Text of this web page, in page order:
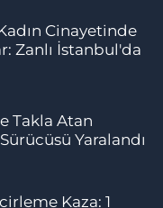
Cinayetinde
Zanlı İstanbul'da
Takla Atan
Yaralandı
Kaza: 1